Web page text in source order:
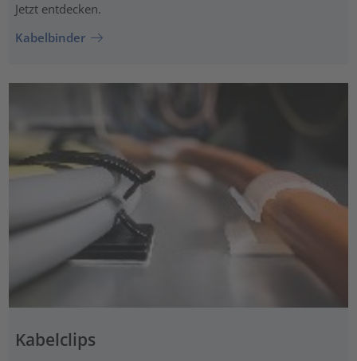
Jetzt entdecken.
Kabelbinder
Kabelclips